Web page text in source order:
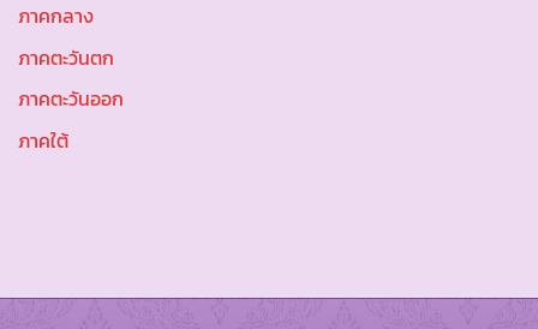
ภาคกลาง
ภาคตะวันตก
ภาคตะวันออก
ภาคใต้